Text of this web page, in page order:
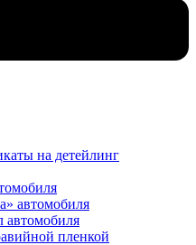
на детейлинг
автомобиля
автомобиля
пленкой